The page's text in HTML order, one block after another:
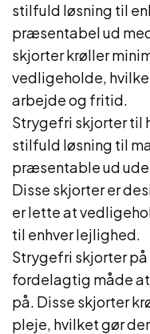
stilfuld løsning til
præsentabel ud
skjorter krøller
vedligeholde,
arbejde og fritid.
Strygefri skjorter til
stilfuld løsning til
præsentable ud
Disse skjorter er
er lette at
til enhver lejlighed.
Strygefri skjorter
fordelagtig måde
på. Disse skjorter
pleje, hvilket gør